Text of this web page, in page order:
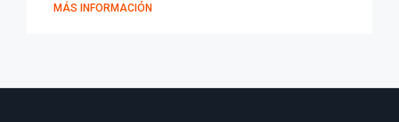
MÁS INFORMACIÓN